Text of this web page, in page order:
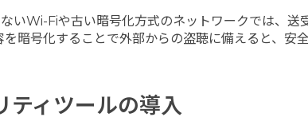
いWi-Fiや古い暗号化方式のネットワークでは、
暗号化することで外部からの盗聴に備えると、安全
ィツールの導入